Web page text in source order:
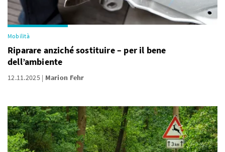
Mobilità
Riparare anziché sostituire – per il bene
dell’ambiente
12.11.2025 Marion Fehr